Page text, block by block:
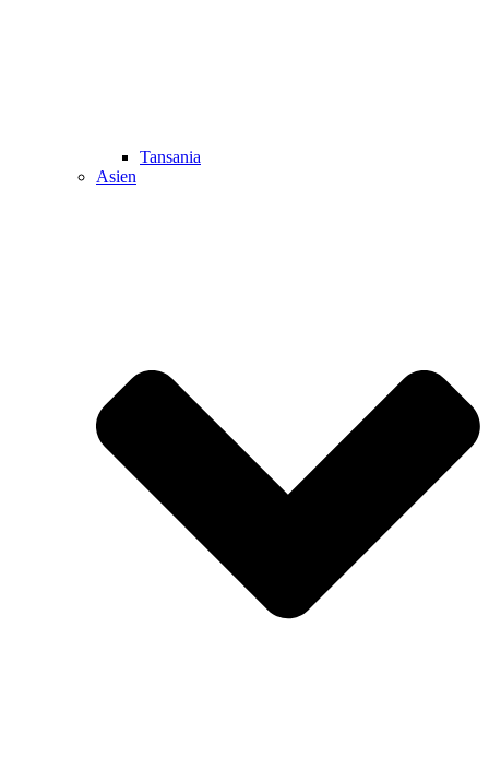
Tansania
Asien